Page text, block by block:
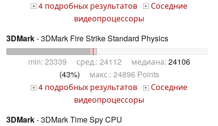
+ 4 подробных результатов + Соседние
видеопроцессоры
3DMark- 3DMark Fire Strike Standard Physics
min: 23339 сред.: 24112 медиана: 24106
(43%) макс.: 24896 Points
+ 4 подробных результатов + Соседние
видеопроцессоры
3DMark- 3DMark Time Spy CPU